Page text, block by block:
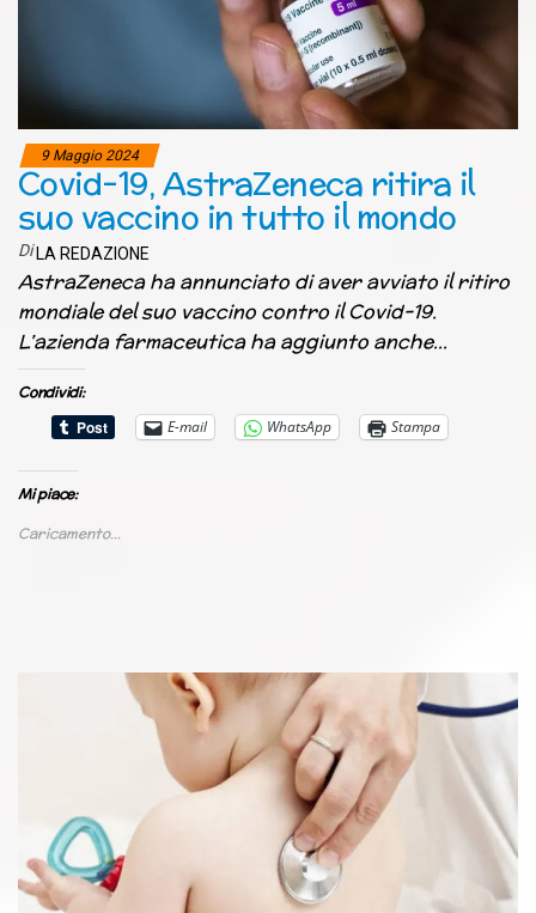
9 Maggio 2024
Covid-19, AstraZeneca ritira il
suo vaccino in tutto il mondo
Di LA REDAZIONE
AstraZeneca ha annunciato di aver avviato il ritiro
mondiale del suo vaccino contro il Covid-19.
L’azienda farmaceutica ha aggiunto anche…
Condividi:
E-mail
WhatsApp Stampa
Mi piace:
Caricamento...